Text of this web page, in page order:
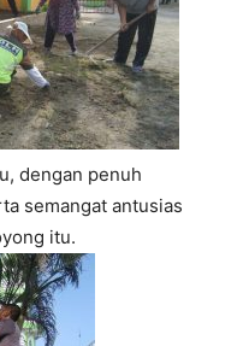
dengan penuh
semangat antusias
itu.